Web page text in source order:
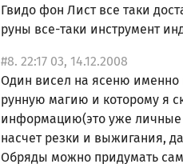
Гвидо фон Лист все таки
руны все-таки инструмент
#8. 22:17 03, 14.12.2008
Один висел на ясеню именно
рунную магию и которому я
информацию(это уже личные
насчет резки и выжигания,
Обряды можно придумать